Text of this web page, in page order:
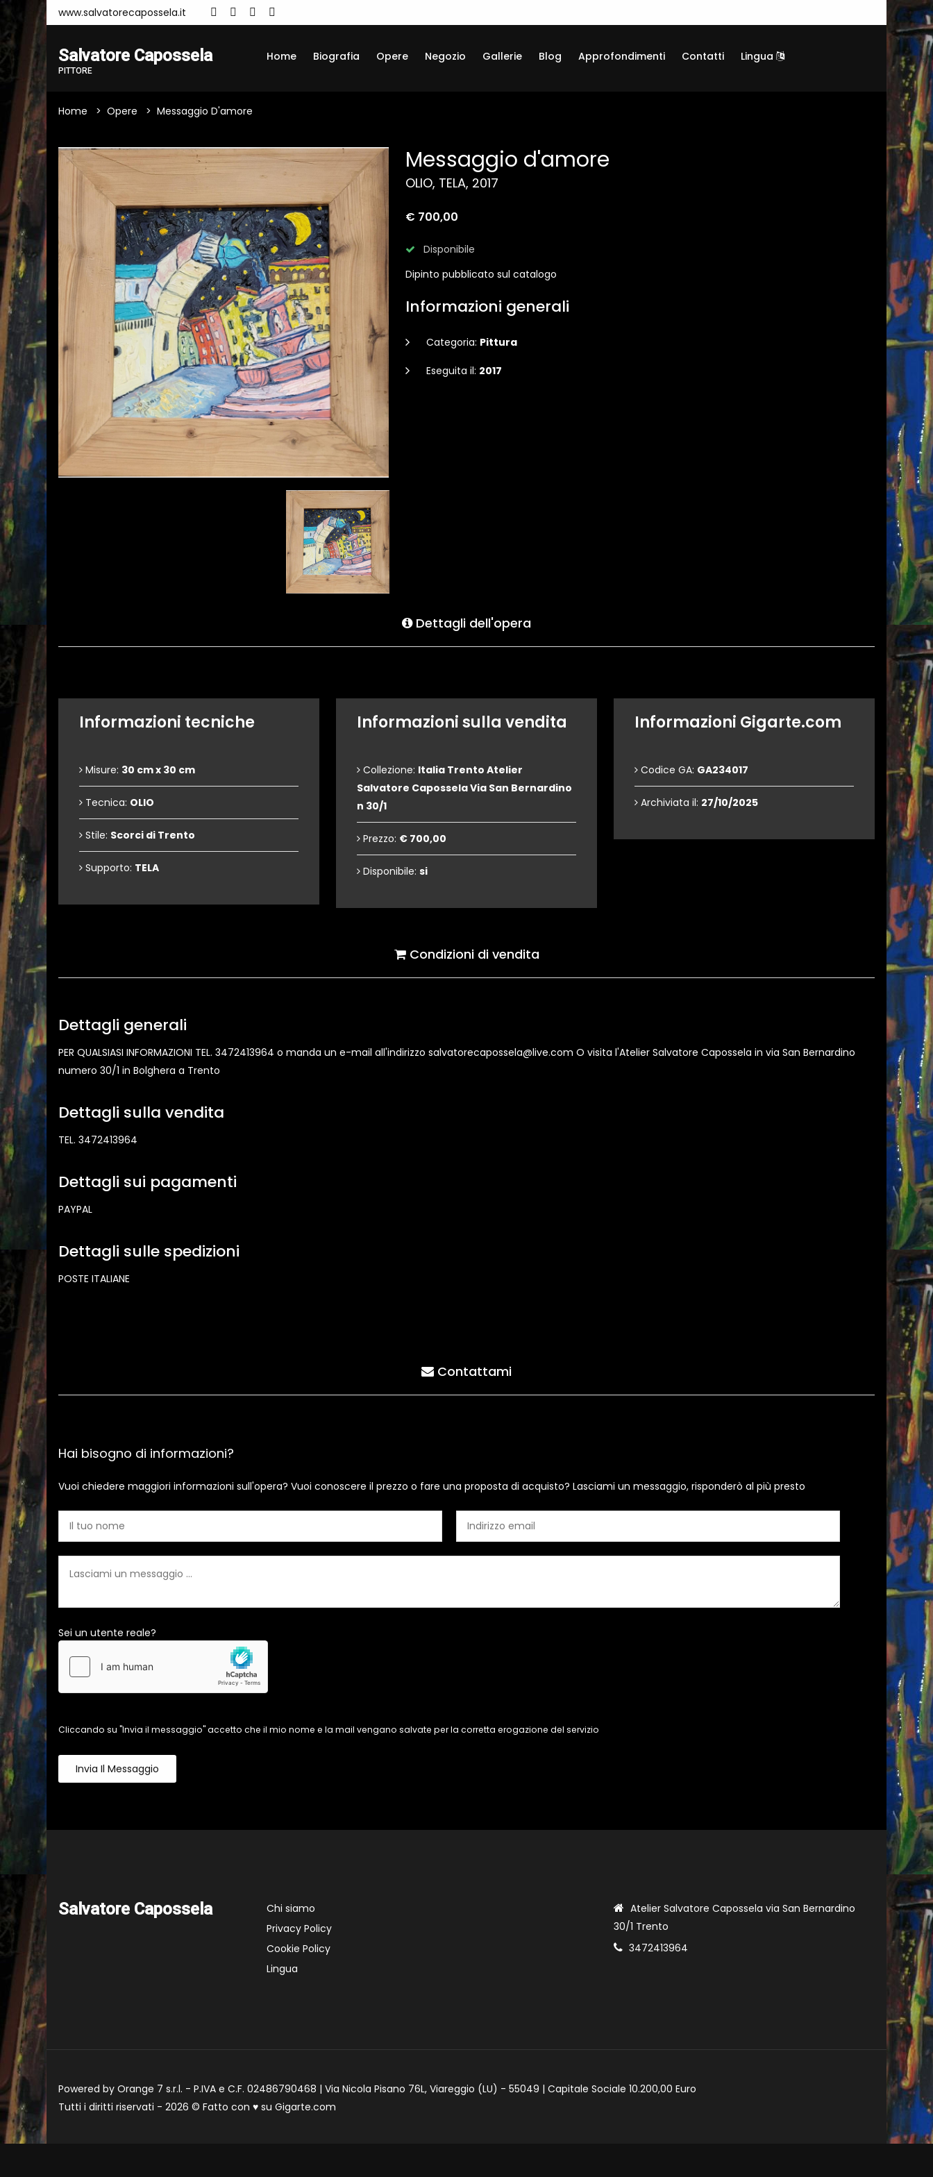
www.salvatorecapossela.it
Salvatore Capossela
PITTORE
Home Biografia Opere Negozio Gallerie Blog Approfondimenti Contatti Lingua
Home Opere Messaggio D'amore
Messaggio d'amore
OLIO, TELA, 2017
€ 700,00
Disponibile
Dipinto pubblicato sul catalogo
Informazioni generali
Categoria: Pittura
Eseguita il: 2017
Dettagli dell'opera
Informazioni tecniche
Misure: 30 cm x 30 cm
Tecnica: OLIO
Stile: Scorci di Trento
Supporto: TELA
Informazioni sulla vendita
Collezione: Italia Trento Atelier
Salvatore Capossela Via San Bernardino
n 30/1
Prezzo: € 700,00
Disponibile: si
Informazioni Gigarte.com
Codice GA: GA234017
Archiviata il: 27/10/2025
Condizioni di vendita
Dettagli generali
PER QUALSIASI INFORMAZIONI TEL. 3472413964 o manda un e-mail all'indirizzo salvatorecapossela@live.com O visita l'Atelier Salvatore Capossela in via San Bernardino
numero 30/1 in Bolghera a Trento
Dettagli sulla vendita
TEL. 3472413964
Dettagli sui pagamenti
PAYPAL
Dettagli sulle spedizioni
POSTE ITALIANE
Contattami
Hai bisogno di informazioni?
Vuoi chiedere maggiori informazioni sull'opera? Vuoi conoscere il prezzo o fare una proposta di acquisto? Lasciami un messaggio, risponderò al più presto
Sei un utente reale?
Cliccando su "Invia il messaggio" accetto che il mio nome e la mail vengano salvate per la corretta erogazione del servizio
Invia Il Messaggio
Salvatore Capossela
Chi siamo
Privacy Policy
Cookie Policy
Lingua
Atelier Salvatore Capossela via San Bernardino
30/1 Trento
3472413964
Powered by Orange 7 s.r.l. - P.IVA e C.F. 02486790468 | Via Nicola Pisano 76L, Viareggio (LU) - 55049 | Capitale Sociale 10.200,00 Euro
Tutti i diritti riservati - 2026 © Fatto con ♥ su Gigarte.com